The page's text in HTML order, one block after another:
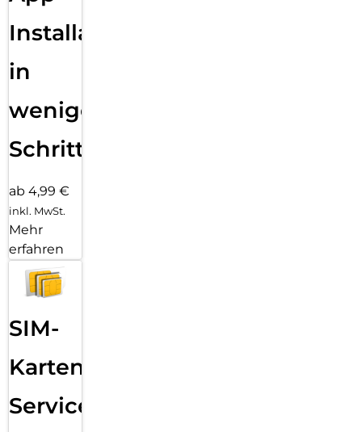
Installation
in
wenigen
Schritten
ab 4,99 €
inkl. MwSt.
Mehr
erfahren
SIM-
Karten
Service: